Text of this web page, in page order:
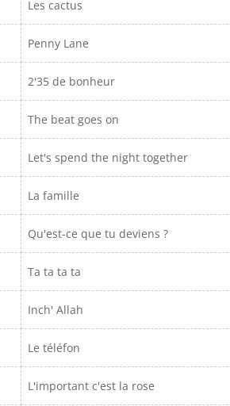
Les cactus
Penny Lane
2'35 de bonheur
The beat goes on
Let's spend the night together
La famille
Qu'est-ce que tu deviens ?
Ta ta ta ta
Inch' Allah
Le téléfon
L'important c'est la rose